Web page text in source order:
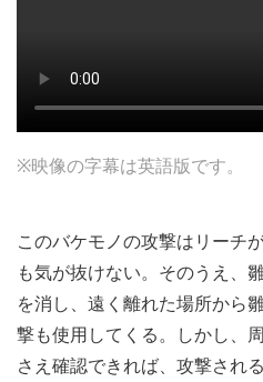
※映像の字幕は英語版です。
このバケモノの攻撃はリーチ
も気が抜けない。そのうえ、
を消し、遠く離れた場所から
撃も使用してくる。しかし、
さえ確認できれば、攻撃され